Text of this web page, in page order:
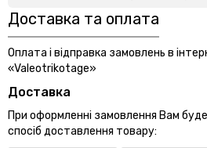
Доставка та оплата
Оплата і відправка замовлень в
«Valeotrikotage»
Доставка
При оформленні замовлення Вам
спосіб доставлення товару: